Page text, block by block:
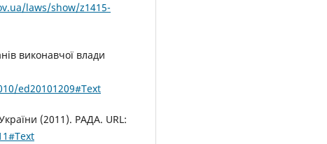
laws/show/z1415-
виконавчої влади
ed20101209#Text
(2011). РАДА. URL: